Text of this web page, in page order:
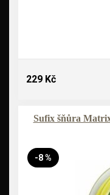
229 Kč
Sufix šňůra
-8 %